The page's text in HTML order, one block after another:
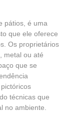
pátios, é uma
que ele oferece
Os proprietários
metal ou até
que se
técnicas que
no ambiente.